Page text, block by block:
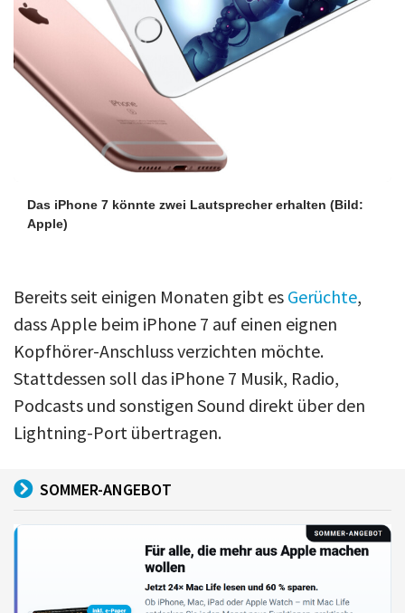
Das iPhone 7 könnte zwei Lautsprecher erhalten (Bild:
Apple)
Bereits seit einigen Monaten gibt es Gerüchte,
dass Apple beim iPhone 7 auf einen eignen
Kopfhörer-Anschluss verzichten möchte.
Stattdessen soll das iPhone 7 Musik, Radio,
Podcasts und sonstigen Sound direkt über den
Lightning-Port übertragen.
SOMMER-ANGEBOT